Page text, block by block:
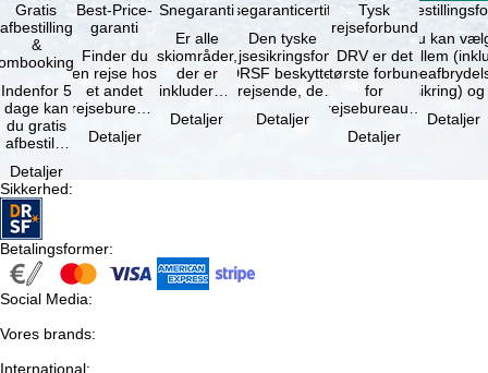
Gratis
afbestilling
&
Indenfor 5
dage kan
du gratis
afbestille
booking.
Det er
dog en …
Detaljer
Best-Price-
garanti
Finder du
en rejse hos
et andet
rejsebureau,
er billigere
Detaljer
Snegaranti
Er alle
skiområder,
der er
inkluderet i
bookede
Detaljer
Rejsegaranticertifikat
Den tyske
rejsesikringsfond
DRSF beskytter
rejsende, der
pakkerejse eller
Detaljer
Tysk
rejseforbund
DRV er det
største forbund
for
rejsebureauer
rejsearrangører
Detaljer
Du kan
mellem (inklusiv
Detaljer
Sikkerhed:
Betalingsformer:
Social Media:
Vores brands:
International: